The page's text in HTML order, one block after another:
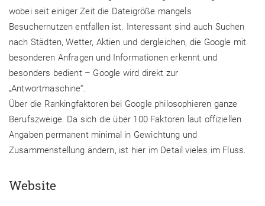
wobei seit einiger Zeit die Dateigröße mangels
Besuchernutzen entfallen ist. Interessant sind auch Suchen
nach Städten, Wetter, Aktien und dergleichen, die Google mit
besonderen Anfragen und Informationen erkennt und
besonders bedient – Google wird direkt zur
„Antwortmaschine“.
Über die Rankingfaktoren bei Google philosophieren ganze
Berufszweige. Da sich die über 100 Faktoren laut offiziellen
Angaben permanent minimal in Gewichtung und
Zusammenstellung ändern, ist hier im Detail vieles im Fluss.
Website